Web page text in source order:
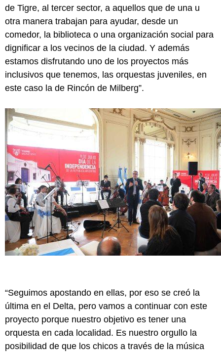
de Tigre, al tercer sector, a aquellos que de una u
otra manera trabajan para ayudar, desde un
comedor, la biblioteca o una organización social para
dignificar a los vecinos de la ciudad. Y además
estamos disfrutando uno de los proyectos más
inclusivos que tenemos, las orquestas juveniles, en
este caso la de Rincón de Milberg”.
“Seguimos apostando en ellas, por eso se creó la
última en el Delta, pero vamos a continuar con este
proyecto porque nuestro objetivo es tener una
orquesta en cada localidad. Es nuestro orgullo la
posibilidad de que los chicos a través de la música